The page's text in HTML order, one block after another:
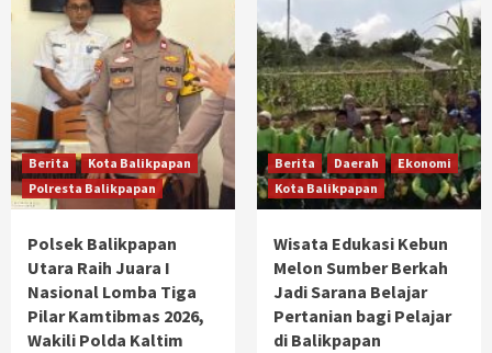
Berita
Kota Balikpapan
Polresta Balikpapan
Polsek Balikpapan
Utara Raih Juara I
Nasional Lomba Tiga
Pilar Kamtibmas 2026,
Wakili Polda Kaltim
Berita Daerah
Ekonomi
Kota Balikpapan
Wisata Edukasi Kebun
Melon Sumber Berkah
Jadi Sarana Belajar
Pertanian bagi Pelajar
di Balikpapan